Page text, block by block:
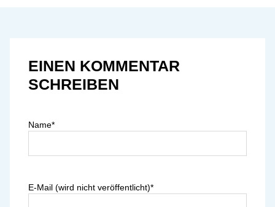
EINEN KOMMENTAR
SCHREIBEN
Name*
E-Mail (wird nicht veröffentlicht)*